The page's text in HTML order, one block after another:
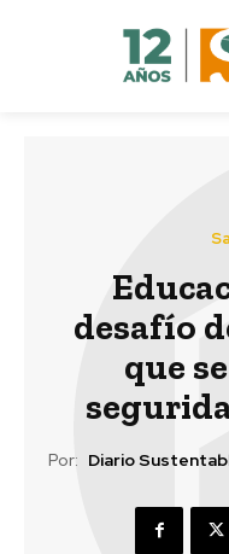
desafío
que
Por: Diario